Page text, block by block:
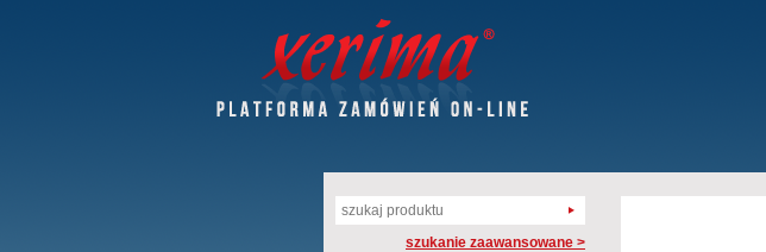
szukanie zaawansowane >